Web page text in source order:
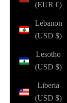
(EUR €)
Lebanon
(USD $)
Lesotho
(USD $)
Liberia
(USD $)